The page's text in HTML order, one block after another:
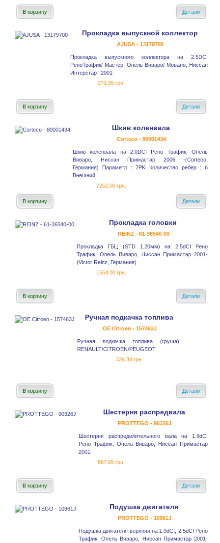
В корзину Детали
Прокладка выпускной коллектор
AJUSA - 13179700
Прокладка выпускного коллектора на 2.5DCI
РеноТрафик/ Мастер, Опель Виваро/ Мовано, Ниссан
Интерстарт 2001-
271.95 грн.
В корзину Детали
Шкив коленвала
Corteco - 80001434
Шкив коленвала на 2.0DCI Рено Трафик, Опель
Виваро, Ниссан Примастар 2006 -(Corteco,
Германия) Параметр : 7PK Количество ребер : 6
Внешний ...
7252.00 грн.
В корзину Детали
Прокладка головки
REINZ - 61-36540-00
Прокладка ГБЦ (STD 1.20мм) на 2.5dCI Рено
Трафик, Опель Виваро, Ниссан Примастар 2001-
(Victor Reinz, Германия)
1554.00 грн.
В корзину Детали
Ручная подкачка топлива
OE Citroen - 157463J
Ручная подкачка топлива (груша)
RENAULT/CITROEN/PEUGEOT
326.34 грн.
В корзину Детали
Шестерня распредвала
PROTTEGO - 90326J
Шестерня распредилительного вала на 1.9dCI
Рено Трафик, Опель Виваро, Ниссан Примастар
2001-
867.65 грн.
В корзину Детали
Подушка двигателя
PROTTEGO - 10961J
Подушка двигателя верхняя на 1.9dCI, 2.5dCI Рено
Трафик, Опель Виваро, Ниссан Примастар 2001-